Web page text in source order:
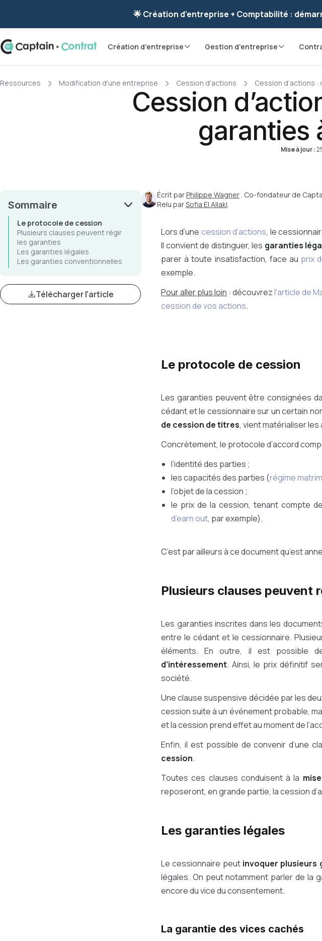
Ravis de vous revoir ! Votre démarchea
🌟 Création d’entreprise + Comptabilité :
Création d'entreprise Gestion d'entreprise
Ressources Modification d'une entreprise Cession d'actions Cession d’actions
Cession
garanties
Mise à jour :
Sommaire
Le protocole de cession
Plusieurs clauses peuvent régir
les garanties
Les garanties légales
Les garanties conventionnelles
Télécharger l'article
Écrit parPhilippe Wagner. Co-fondateur de
Relu parSofia El Allaki.
Lors d’une cession d’actions, le
Il convient de distinguer, les garanties
parer à toute insatisfaction, face au prix
exemple.
Pour aller plus loin : découvrezl'article de
cession de vos actions.
Le protocole de cession
Les garanties peuvent être consignées
cédant et le cessionnaire sur un certain
de cession de titres, vient matérialiser les
Concrètement, le protocole d’accord
l’identité des parties ;
les capacités des parties (régime
l’objet de la cession ;
le prix de la cession, tenant compte
d’earn out, par exemple).
C’est par ailleurs à ce document qu’est
Plusieurs clauses peuvent
Les garanties inscrites dans les
entre le cédant et le cessionnaire.
éléments. En outre, il est possible
d’intéressement. Ainsi, le prix définitif
société.
Une clause suspensive décidée par les
cession suite à un événement probable,
et la cession prend effet au moment de
Enfin, il est possible de convenir d’une
cession.
Toutes ces clauses conduisent à la
reposeront, en grande partie, la cession
Les garanties légales
Le cessionnaire peut invoquer plusieurs
légales. On peut notamment parler de la
encore du vice du consentement.
La garantie des vices cachés